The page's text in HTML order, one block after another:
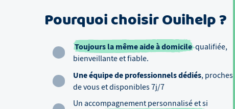
Pourquoi choisir Ouihelp ?
Toujours la même aide à domicilequalifiée,
bienveillante et fiable.
Une équipe de professionnels dédiés, proches
de vous et disponibles 7j/7
Un accompagnement personnalisé et si